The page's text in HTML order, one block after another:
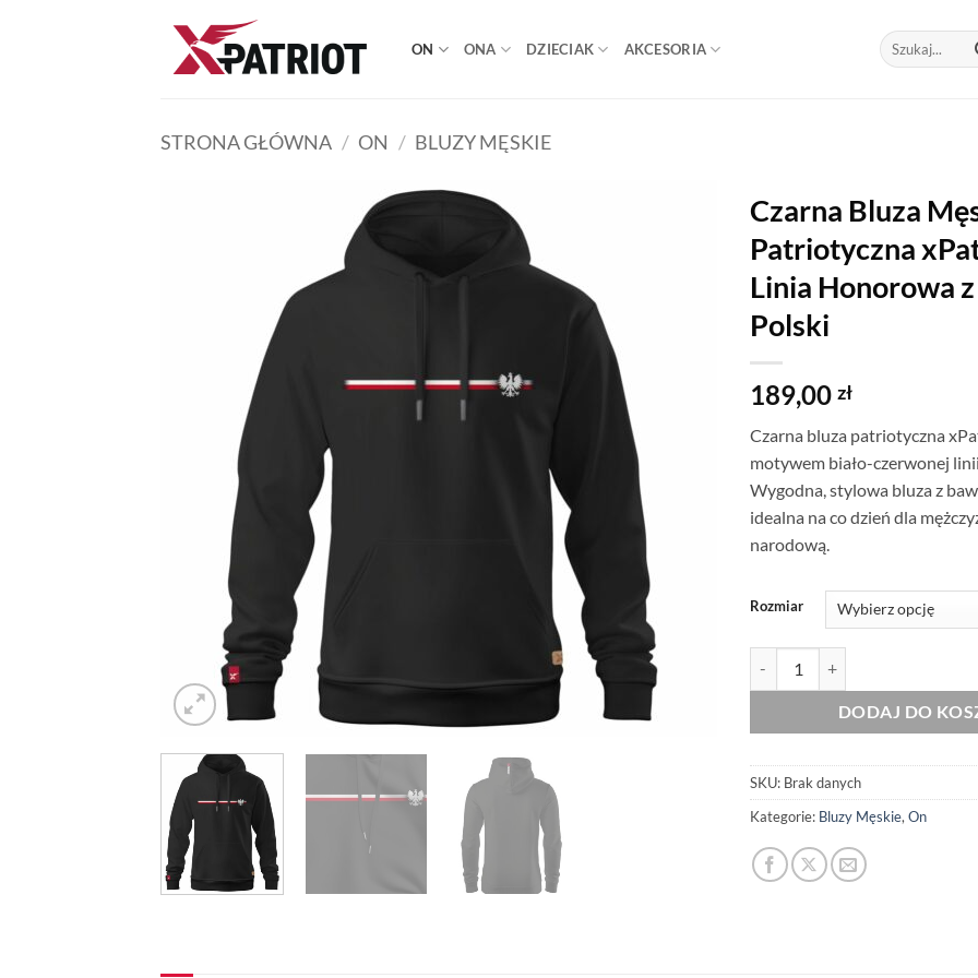
ON ONA DZIECIAK AKCESORIA
Szukaj:
STRONA GŁÓWNA / ON / BLUZY MĘSKIE
Czarna Bluza
Patriotyczna
Linia Honorowa z
Polski
189,00 zł
Czarna bluza patriotyczna
motywem biało-czerwonej
Wygodna, stylowa bluza z
idealna na co dzień dla
narodową.
Rozmiar
DODAJ DO
SKU: Brak danych
Kategorie: Bluzy Męskie, On